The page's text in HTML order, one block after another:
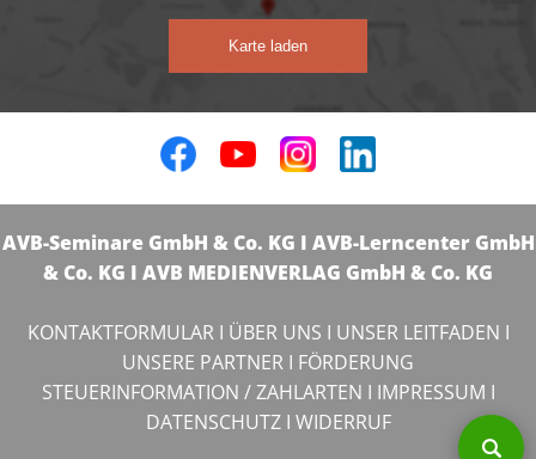
Karte laden
AVB-Seminare GmbH & Co. KG I AVB-Lerncenter GmbH
& Co. KG I AVB MEDIENVERLAG GmbH & Co. KG
KONTAKTFORMULARI ÜBER UNS I UNSER LEITFADEN I
UNSERE PARTNER I FÖRDERUNG
STEUERINFORMATION / ZAHLARTEN I IMPRESSUM I
DATENSCHUTZI WIDERRUF